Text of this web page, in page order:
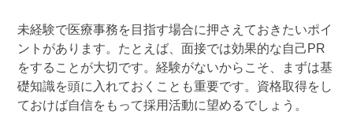
未経験で医療事務を目指す場合に押さえておきたいポイ
ントがあります。たとえば、面接では効果的な自己PR
をすることが大切です。経験がないからこそ、まずは基
礎知識を頭に入れておくことも重要です。資格取得をし
ておけば自信をもって採用活動に望めるでしょう。